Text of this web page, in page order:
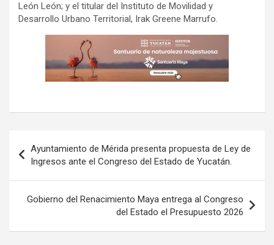
León León; y el titular del Instituto de Movilidad y
Desarrollo Urbano Territorial, Irak Greene Marrufo.
de
entradas
Ayuntamiento de Mérida presenta propuesta de Ley de
Ingresos ante el Congreso del Estado de Yucatán.
Gobierno del Renacimiento Maya entrega al Congreso
del Estado el Presupuesto 2026